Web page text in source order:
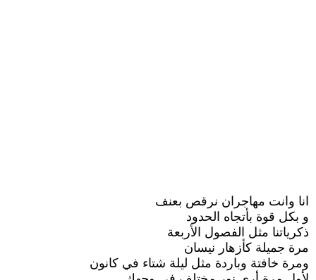
انا وانت مهاجران نرقص بعنف
و بكل قوة بأتجاه الحدود
ذكرياتنا مثل الفصول الأربعة
مرة جميلة كأزهار نيسان
ومرة خافتة وباردة مثل ليلة شتاء في كانون